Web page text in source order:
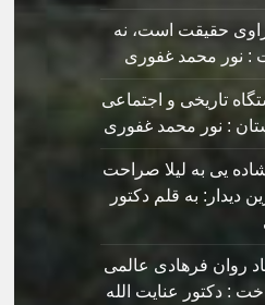
حقیقت است، نه
: نور محمد غفوری
تاریخی و اجتماعی
: نور محمد غفوری
يی به ليلا صراحت
دیدار: به قلم دکتور
روان فرهادی عالمی
: دکتور عنایت الله